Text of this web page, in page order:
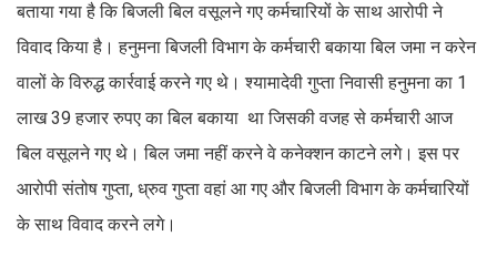
बताया गया है कि बिजली बिल वसूलने गए कर्मचारियों के साथ आरोपी ने
विवाद किया है। हनुमना बिजली विभाग के कर्मचारी बकाया बिल जमा न करेन
वालों के विरुद्ध कार्रवाई करने गए थे। श्यामादेवी गुप्ता निवासी हनुमना का 1
लाख 39 हजार रुपए का बिल बकाया था जिसकी वजह से कर्मचारी आज
बिल वसूलने गए थे। बिल जमा नहीं करने वे कनेक्शन काटने लगे। इस पर
आरोपी संतोष गुप्ता, ध्रुव गुप्ता वहां आ गए और बिजली विभाग के कर्मचारियों
के साथ विवाद करने लगे।